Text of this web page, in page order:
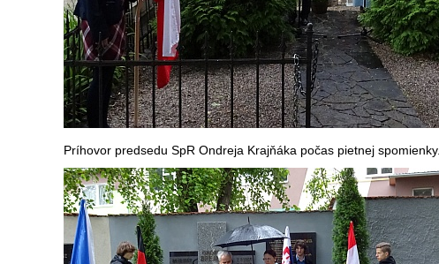
Príhovor predsedu SpR Ondreja Krajňáka počas pietnej spomienky.